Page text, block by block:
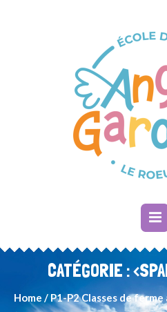
CATÉGORIE :
Home / P1-P2Classes de